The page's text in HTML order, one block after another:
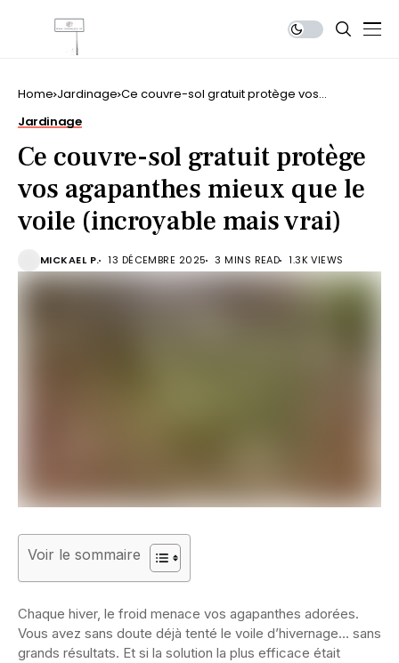
Home Jardinage Ce couvre-sol gratuit protège vos
Jardinage
Ce couvre-sol gratuit protège
vos agapanthes mieux que le
voile (incroyable mais vrai)
MICKAEL P. 13 DÉCEMBRE 2025 3 MINS READ 1.3K VIEWS
Voir le sommaire
Chaque hiver, le froid menace vos agapanthes adorées.
Vous avez sans doute déjà tenté le voile d’hivernage… sans
grands résultats. Et si la solution la plus efficace était